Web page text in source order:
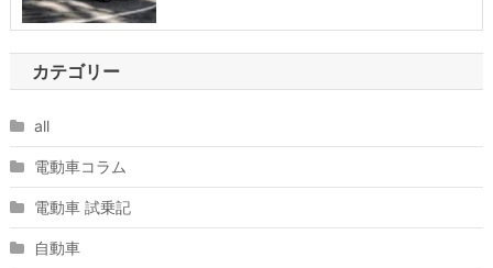
カテゴリー
all
電動車コラム
電動車 試乗記
自動車